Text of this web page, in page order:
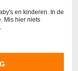
en kinderen. In de
Mis hier niets